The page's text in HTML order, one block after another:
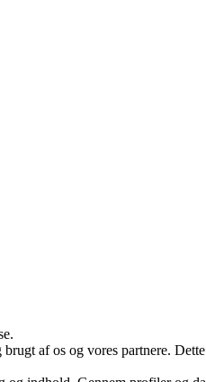
af os og vores partnere.